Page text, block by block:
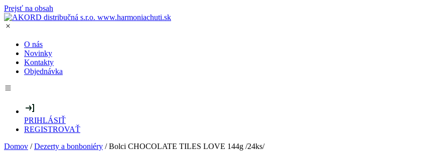
Prejsť na obsah
O nás
Novinky
Kontakty
Objednávka
PRIHLÁSIŤ
REGISTROVAŤ
Domov /Dezerty a bonboniéry / Bolci CHOCOLATE TILES LOVE 144g /24ks/